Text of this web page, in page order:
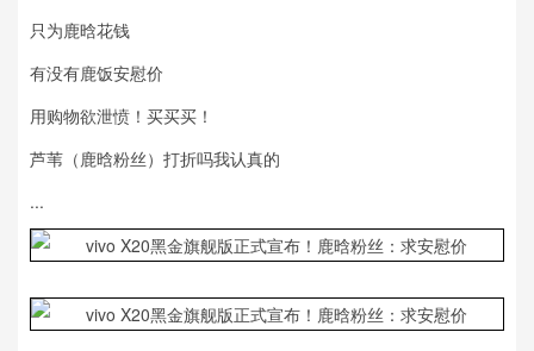
只为鹿晗花钱
有没有鹿饭安慰价
用购物欲泄愤！买买买！
芦苇（鹿晗粉丝）打折吗我认真的
...